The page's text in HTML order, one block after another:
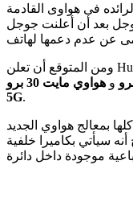
فى هواوى القادمة
بعد أن أعلنت جوجل
ومن المتوقع أن تعلن Huawei عن ثلاثة نسخ من هاتف Mate الرائد
و
هواوي مايت 30 برو
5G.
مايت 30 توضح أنه سيأتي بكاميرا خلفية